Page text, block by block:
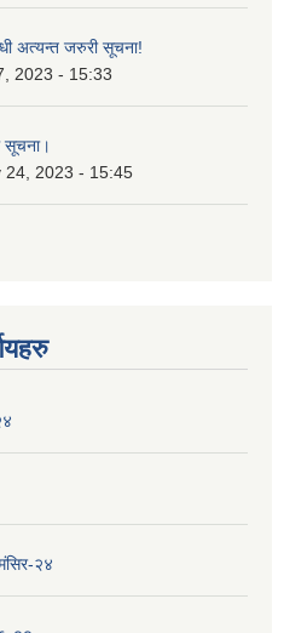
अत्यन्त जरुरी सूचना!
2023 - 15:33
सूचना।
24, 2023 - 15:45
२४